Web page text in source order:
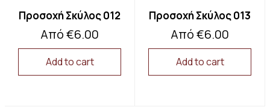
Προσοχή Σκύλος 012
Από€6.00
Add to cart
This
Προσοχή Σκύλος 013
Από€6.00
Add to cart
This